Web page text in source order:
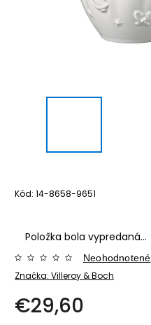
Kód: 14-8658-9651
Položka bola vypredaná…
Značka: Villeroy & Boch
Neohodnotené
€29,60